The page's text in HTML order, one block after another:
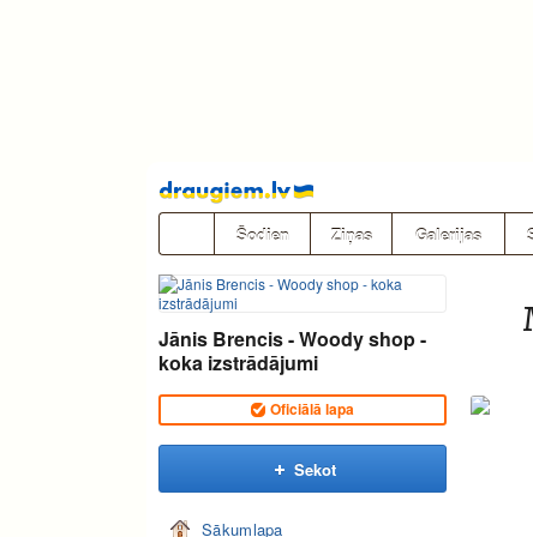
Pāriet
uz
saturu
Šodien Ziņas Galerijas
Jānis Brencis - Woody shop -
koka izstrādājumi
Oficiālā lapa
Sekot
Sākumlapa